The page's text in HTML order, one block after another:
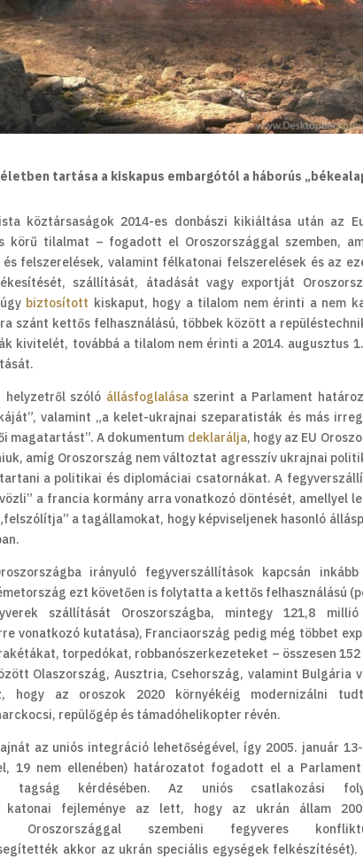
tartása a kiskapus embargótól a háborús
köztársaságok 2014-es donbászi kikiáltása után az
körű tilalmat – fogadott el Oroszországgal szemben,
felszerelések, valamint félkatonai felszerelések és az
szállítását, átadását vagy exportját
biztosított kiskaput, hogy a tilalom nem érinti a nem
szánt kettős felhasználású, többek között a
kivitelét, továbbá a tilalom nem érinti a 2014. augusztus
helyzetről szóló állásfoglalásaszerint a Parlament
valamint „a kelet-ukrajnai szeparatisták és más
magatartást”. A dokumentum deklarálja, hogy az EU
amíg Oroszország nem változtat agresszív ukrajnai
a politikai és diplomáciai csatornákat. A
a francia kormány arra vonatkozó döntését, amellyel
a tagállamokat, hogy képviseljenek hasonló
irányuló fegyverszállítások kapcsán
ezt követően is folytatta a kettős felhasználású
szállítását Oroszországba, mintegy 121,8
vonatkozó kutatása), Franciaország pedig még többet
torpedókat, robbanószerkezeteket – összesen
Olaszország, Ausztria, Csehország, valamint Bulgária
hogy az oroszok 2020 környékéig modernizálni
repülőgép és támadóhelikopter révén.
az uniós integráció lehetőségével, így 2005. január
19 nem ellenében) határozatot fogadott el a
tagság kérdésében. Az uniós csatlakozási
fejleménye az lett, hogy az ukrán állam
szembeni fegyveres
akkor az ukrán speciális egységek felkészítését).